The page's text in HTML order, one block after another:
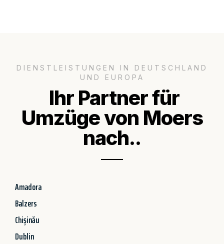
DIENSTLEISTUNGEN IN DEUTSCHLAND
UND EUROPA
Ihr Partner für
Umzüge von Moers
nach..
Amadora
Balzers
Chișinău
Dublin